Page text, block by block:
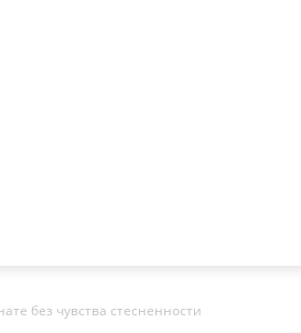
без чувства стесненности